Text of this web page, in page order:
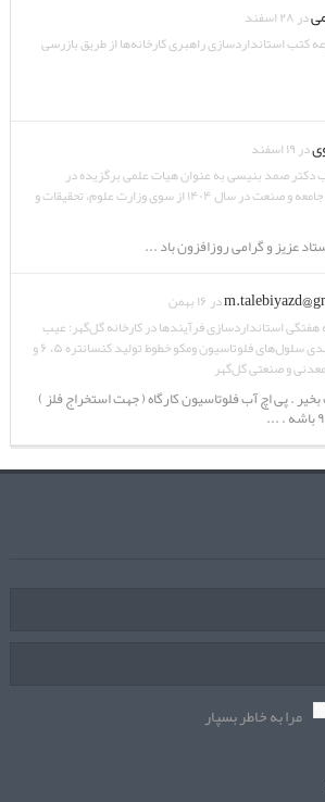
در ۲۸ اسفند
کتب استانداردسازی راهبری کارخانه‌ها از طریق بازرسی
در ۱۹ اسفند
دکتر صمد بنیسی به عنوان هیات علمی برگزیده در
همکاری با جامعه و صنعت در سال ۱۴۰۴ از سوی وزارت علوم، تحقیقات و
عزیز و گرامی روزافزون باد ...
در ۱۶ بهمن
استانداردسازی فرآیندها در کارخانه گل‌گهر: عیب
یابی فرآیندی سلول‌های فلوتاسیون ومکو خطوط تولید کنسانتره ۵، ۶ و
. پی اچ آب فلوتاسیون کارگاه ( جهت استخراج فلز )
مرا به خاطر بسپار